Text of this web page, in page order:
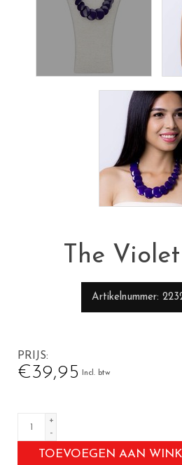
The
Artikelnummer
PRIJS
€39,95 Incl. btw
+
-
TOEVOEGEN AAN